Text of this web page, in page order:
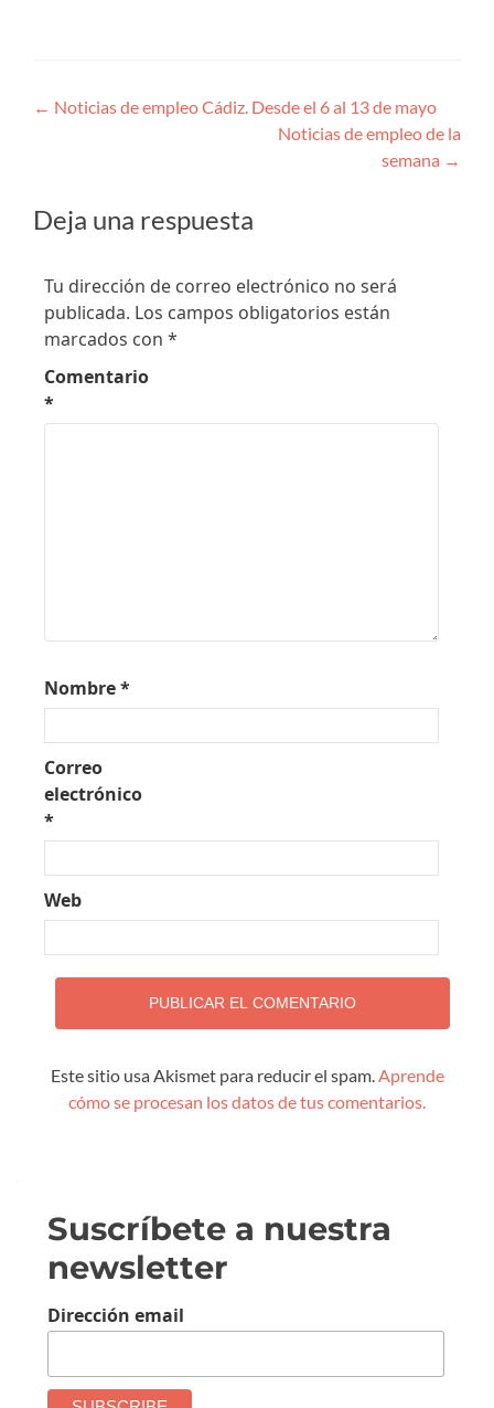
Navegación
← Noticias de empleo Cádiz. Desde el 6 al 13 de mayo
Noticias de empleo de la
semana →
Deja una respuesta
Tu dirección de correo electrónico no será
publicada. Los campos obligatorios están
marcados con *
Comentario
*
Nombre*
Correo
electrónico
*
Web
Este sitio usa Akismet para reducir el spam.Aprende
cómo se procesan los datos de tus comentarios.
Suscríbete a nuestra
newsletter
Dirección email